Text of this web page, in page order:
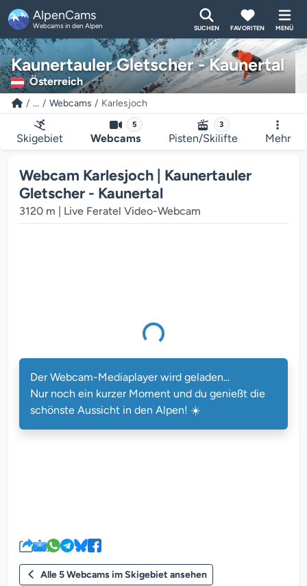
AlpenCams
Webcams in den Alpen SUCHEN FAVORITEN MENÜ
Kaunertauler Gletscher - Kaunertal
Österreich
... Webcams Karlesjoch
Skigebiet
5
Webcams
3
Pisten/Skilifte Mehr
Webcam Karlesjoch | Kaunertauler
Gletscher - Kaunertal
3120 m | Live Feratel Video-Webcam
Mediaplayer wird geladen...
Der Webcam-Mediaplayer wird geladen...
Nur noch ein kurzer Moment und du genießt die
schönste Aussicht in den Alpen! ☀️
Alle 5 Webcams im Skigebiet ansehen